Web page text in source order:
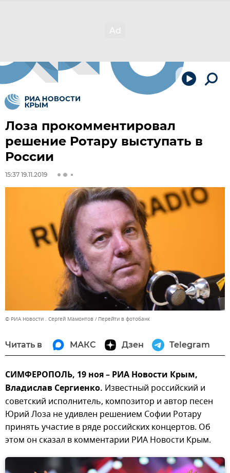
Лоза прокомментировал
решение Ротару выступать в
России
15:37 19.11.2019
© РИА Новости . Сергей Мамонтов Перейти в фотобанк
Читать в МАКС Дзен Telegram
СИМФЕРОПОЛЬ, 19 ноя – РИА Новости Крым,
Владислав Сергиенко. Известный российский и
советский исполнитель, композитор и автор песен
Юрий Лоза не удивлен решением Софии Ротару
принять участие в ряде российских концертов. Об
этом он сказал в комментарии РИА Новости Крым.